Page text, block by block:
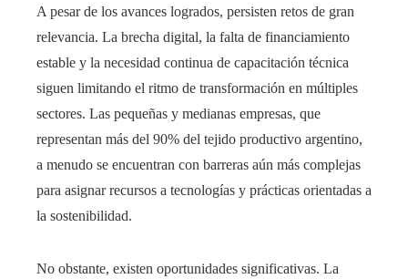
A pesar de los avances logrados, persisten retos de gran
relevancia. La brecha digital, la falta de financiamiento
estable y la necesidad continua de capacitación técnica
siguen limitando el ritmo de transformación en múltiples
sectores. Las pequeñas y medianas empresas, que
representan más del 90% del tejido productivo argentino,
a menudo se encuentran con barreras aún más complejas
para asignar recursos a tecnologías y prácticas orientadas a
la sostenibilidad.
No obstante, existen oportunidades significativas. La